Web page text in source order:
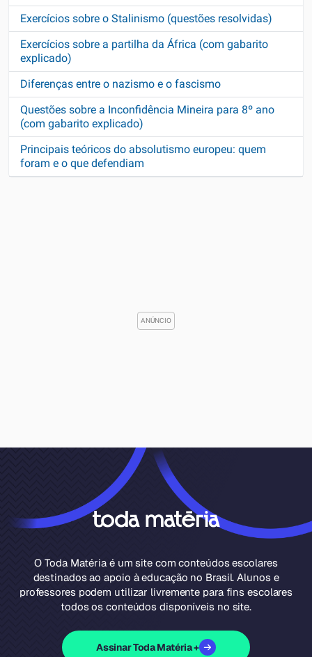
Exercícios sobre o Stalinismo (questões resolvidas)
Exercícios sobre a partilha da África (com gabarito
explicado)
Diferenças entre o nazismo e o fascismo
Questões sobre a Inconfidência Mineira para 8º ano
(com gabarito explicado)
Principais teóricos do absolutismo europeu: quem
foram e o que defendiam
O Toda Matéria é um site com conteúdos escolares
destinados ao apoio à educação no Brasil. Alunos e
professores podem utilizar livremente para fins escolares
todos os conteúdos disponíveis no site.
Assinar Toda Matéria +